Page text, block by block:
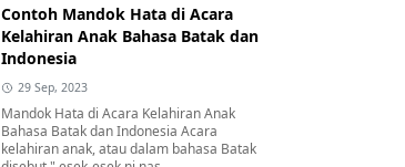
Contoh Mandok Hata di Acara
Kelahiran Anak Bahasa Batak dan
Indonesia
29 Sep, 2023
Mandok Hata di Acara Kelahiran Anak
Bahasa Batak dan Indonesia Acara
kelahiran anak, atau dalam bahasa Batak